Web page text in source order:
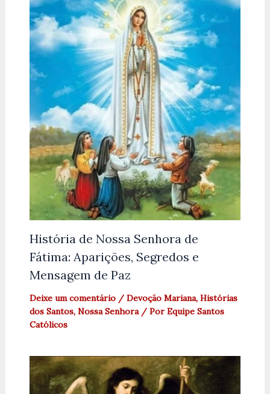
História de Nossa Senhora de
Fátima: Aparições, Segredos e
Mensagem de Paz
Deixe um comentário / Devoção Mariana, Histórias
dos Santos, Nossa Senhora/ Por Equipe Santos
Católicos